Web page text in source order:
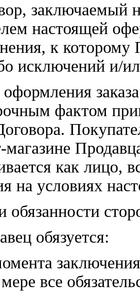
заключаемый
настоящей
к которому
исключений и/
фактом
магазине
как лицо,
на условиях
обязанности
обязуется:
все